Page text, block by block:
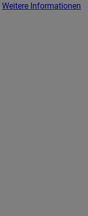
Weitere Informationen